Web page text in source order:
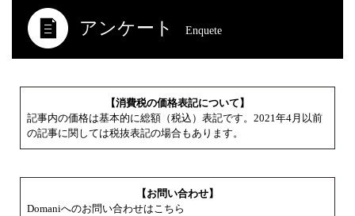
アンケート Enquete
【消費税の価格表記について】
記事内の価格は基本的に総額（税込）表記です。2021年4月以前
の記事に関しては税抜表記の場合もあります。
【お問い合わせ】
Domaniへのお問い合わせはこちら